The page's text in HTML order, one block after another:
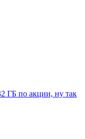
ГБ по акции, ну так